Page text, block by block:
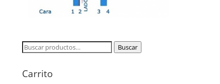
Buscar
Buscar
Carrito